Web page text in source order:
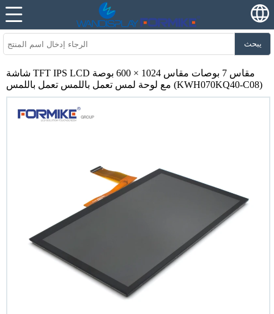
يبحث
شاشة TFT IPS LCD مقاس 7 بوصات مقاس 1024 × 600 بوصة
مع لوحة لمس تعمل باللمس تعمل باللمس (KWH070KQ40-C08)